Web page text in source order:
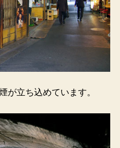
が立ち込めています。